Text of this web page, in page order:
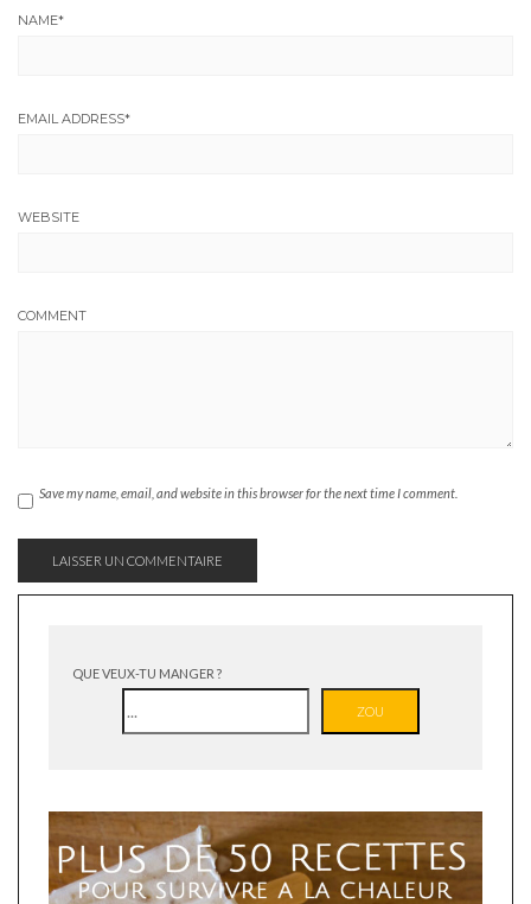
NAME*
EMAIL ADDRESS*
WEBSITE
COMMENT
Save my name, email, and website in this browser for the next time I comment.
QUE VEUX-TU MANGER ?
ZOU